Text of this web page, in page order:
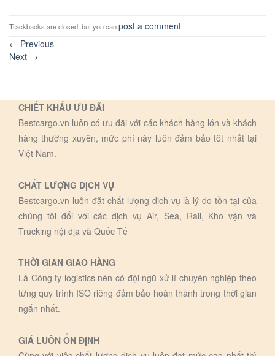
Trackbacks are closed, but you canpost a comment
← Previous
Next →
CHIẾT KHẤU ƯU ĐÃI
Bestcargo.vn luôn có ưu đãi với các khách hàng lớn và khách
hàng thường xuyên, mức phí này luôn đảm bảo tôt nhất tại
Việt Nam.
CHẤT LƯỢNG DỊCH VỤ
Bestcargo.vn luôn đặt chất lượng dịch vụ là lý do tồn tại của
chúng tôi đối với các dịch vụ Air, Sea, Rail, Kho vận và
Trucking nội địa và Quốc Tế
THỜI GIAN GIAO HÀNG
Là Công ty logistics nên có đội ngũ xử lí chuyên nghiệp theo
từng quy trình ISO riêng đảm bảo hoàn thành trong thời gian
ngắn nhất.
GIÁ LUÔN ỔN ĐỊNH